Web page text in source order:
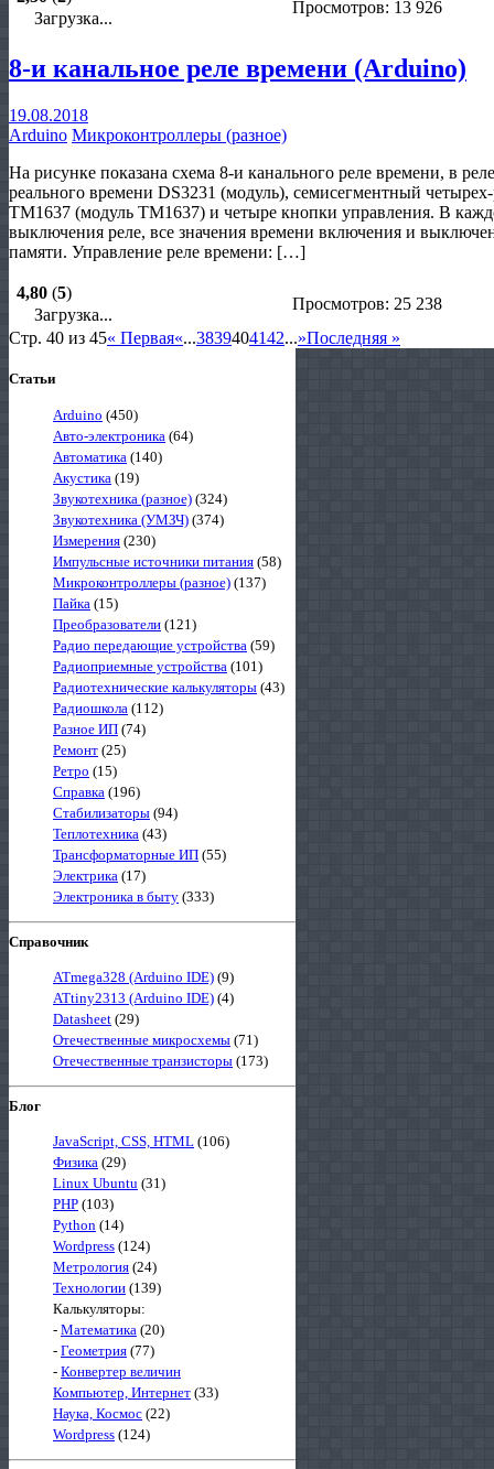
Загрузка...
Просмотров: 13 926
8-и канальное реле времени (Arduino)
19.08.2018
Arduino Микроконтроллеры (разное)
На рисунке показана схема 8-и канального реле времени, в
реального времени DS3231 (модуль), семисегментный
TM1637 (модуль TM1637) и четыре кнопки управления. В
выключения реле, все значения времени включения и
памяти. Управление реле времени: […]
4,80 (5)
Загрузка...
Просмотров: 25 238
Стр. 40 из 45« Первая«...3839404142...»Последняя »
Статьи
Arduino (450)
Авто-электроника (64)
Автоматика (140)
Акустика (19)
Звукотехника (разное) (324)
Звукотехника (УМЗЧ) (374)
Измерения (230)
Импульсные источники питания (58)
Микроконтроллеры (разное) (137)
Пайка (15)
Преобразователи (121)
Радио передающие устройства (59)
Радиоприемные устройства (101)
Радиотехнические калькуляторы (43)
Радиошкола (112)
Разное ИП (74)
Ремонт (25)
Ретро (15)
Справка (196)
Стабилизаторы (94)
Теплотехника (43)
Трансформаторные ИП (55)
Электрика (17)
Электроника в быту (333)
Справочник
ATmega328 (Arduino IDE) (9)
ATtiny2313 (Arduino IDE) (4)
Datasheet (29)
Отечественные микросхемы (71)
Отечественные транзисторы (173)
Блог
JavaScript, CSS, HTML (106)
Физика (29)
Linux Ubuntu (31)
PHP (103)
Python (14)
Wordpress (124)
Метрология (24)
Технологии (139)
Калькуляторы:
- Математика (20)
- Геометрия (77)
- Конвертер величин
Компьютер, Интернет (33)
Наука, Космос (22)
Wordpress (124)